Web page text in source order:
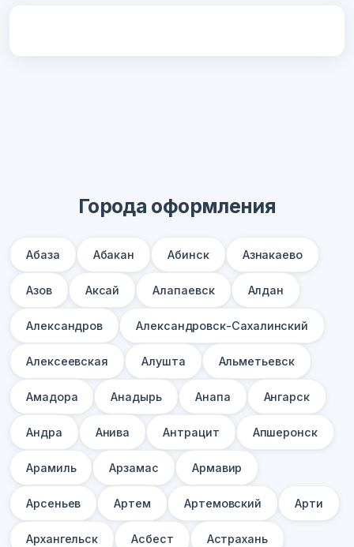
Города оформления
Абаза Абакан Абинск Азнакаево
Азов Аксай Алапаевск Алдан
Александров Александровск-Сахалинский
Алексеевская Алушта Альметьевск
Амадора Анадырь Анапа Ангарск
Андра Анива Антрацит Апшеронск
Арамиль Арзамас Армавир
Арсеньев Артем Артемовский Арти
Архангельск Асбест Астрахань